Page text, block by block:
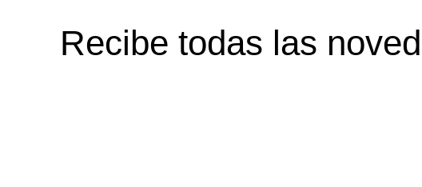
Recibe todas las